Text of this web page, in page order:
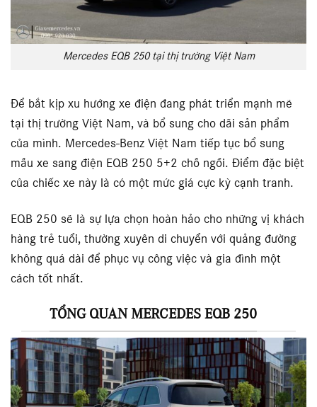
Mercedes EQB 250 tại thị trường Việt Nam
Để bắt kịp xu hướng xe điện đang phát triển mạnh mẽ
tại thị trường Việt Nam, và bổ sung cho dãi sản phẩm
của mình. Mercedes-Benz Việt Nam tiếp tục bổ sung
mẫu xe sang điện EQB 250 5+2 chỗ ngồi. Điểm đặc biệt
của chiếc xe này là có một mức giá cực kỳ cạnh tranh.
EQB 250 sẽ là sự lựa chọn hoàn hảo cho những vị khách
hàng trẻ tuổi, thường xuyên di chuyển với quảng đường
không quá dài để phục vụ công việc và gia đình một
cách tốt nhất.
TỔNG QUAN MERCEDES EQB 250